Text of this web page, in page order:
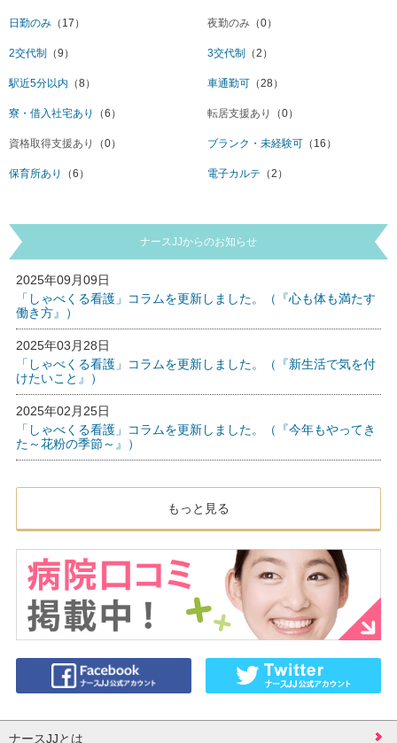
日勤のみ （17） 夜勤のみ （0）
2交代制 （9） 3交代制 （2）
駅近5分以内 （8） 車通勤可 （28）
寮・借入社宅あり （6） 転居支援あり （0）
資格取得支援あり （0） ブランク・未経験可 （16）
保育所あり （6） 電子カルテ （2）
ナースJJからのお知らせ
2025年09月09日
「しゃべくる看護」コラムを更新しました。（『心も体も満たす
働き方』）
2025年03月28日
「しゃべくる看護」コラムを更新しました。（『新生活で気を付
けたいこと』）
2025年02月25日
「しゃべくる看護」コラムを更新しました。（『今年もやってき
た～花粉の季節～』）
もっと見る
ナースJJとは